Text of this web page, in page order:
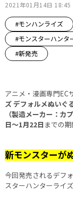
2021年01月14日 18:45
#モンハンライズ
#モンスターハンタ
#新発売
アニメ・漫画専門EC
ズ デフォルメぬいぐ
（製造メーカー：カ
日～1月22日 までの
新モンスターが
今回発売されるデフ
スターハンターライ